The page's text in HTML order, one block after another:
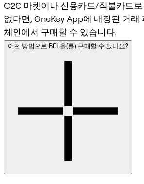
C2C 마켓이나 신용카드/직불카드
없다면, OneKey App에 내장된 거래
체인에서 구매할 수 있습니다.
어떤 방법으로 BEL을(를) 구매할 수 있나요?